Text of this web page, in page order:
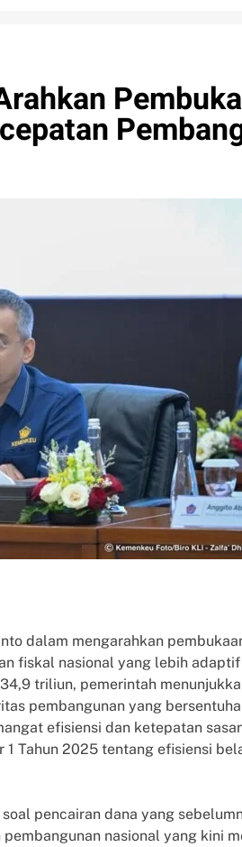
dalam mengarahkan
fiskal nasional yang lebih
triliun, pemerintah
pembangunan yang
efisiensi dan ketepatan
1 Tahun 2025 tentang efisiensi
pencairan dana yang
nasional yang kini